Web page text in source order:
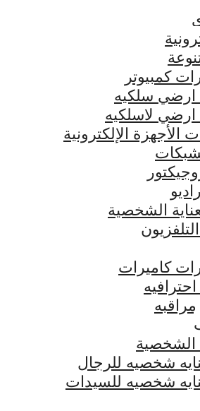
كمبيوتر
ارضي سلكيه
ارضي لاسلكيه
الأجهزة الإلكترونية
الشخصية
كاميرات
الشخصية
شخصيه للرجال
شخصيه للسيدات